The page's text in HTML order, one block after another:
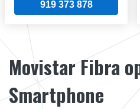
919 373 878
Movistar Fibra
Smartphone